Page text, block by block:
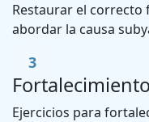
Restaurar el correcto
abordar la causa
3
Fortalecimiento
Ejercicios para